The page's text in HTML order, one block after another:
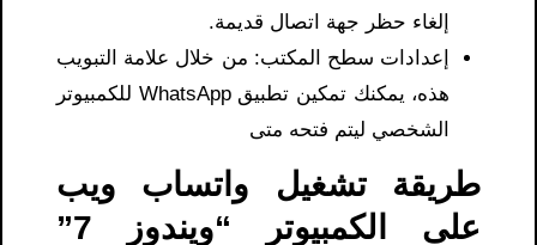
إلغاء حظر جهة اتصال قديمة.
إعدادات سطح المكتب: من خلال علامة التبويب
هذه، يمكنك تمكين تطبيق WhatsApp للكمبيوتر
الشخصي ليتم فتحه متى
طريقة تشغيل واتساب ويب
على الكمبيوتر “ويندوز 7”